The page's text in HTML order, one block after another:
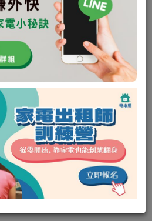
借】【 台中發電
發電機 台中
五還，共可使用四天）/